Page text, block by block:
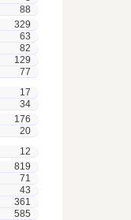
88
329
63
82
129
77
17
34
176
20
12
819
71
43
361
585